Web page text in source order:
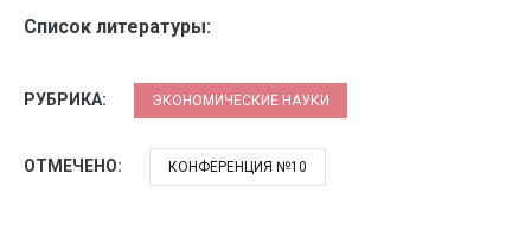
Список литературы:
РУБРИКА: ЭКОНОМИЧЕСКИЕ НАУКИ
ОТМЕЧЕНО: КОНФЕРЕНЦИЯ №10